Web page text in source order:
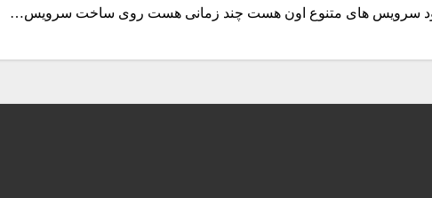
سرویس های متنوع اون هست چند زمانی هست روی ساخت سرویس…